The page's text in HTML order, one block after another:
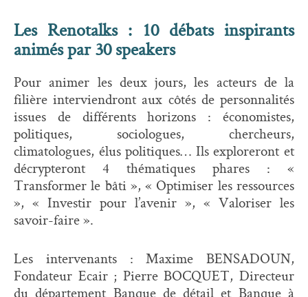
Les Renotalks : 10 débats inspirants
animés par 30 speakers
Pour animer les deux jours, les acteurs de la
filière interviendront aux côtés de personnalités
issues de différents horizons : économistes,
politiques, sociologues, chercheurs,
climatologues, élus politiques… Ils exploreront et
décrypteront 4 thématiques phares : «
Transformer le bâti », « Optimiser les ressources
», « Investir pour l’avenir », « Valoriser les
savoir-faire ».
Les intervenants : Maxime BENSADOUN,
Fondateur Ecair ; Pierre BOCQUET, Directeur
du département Banque de détail et Banque à